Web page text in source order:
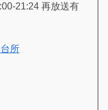
21:24 再放送有
所